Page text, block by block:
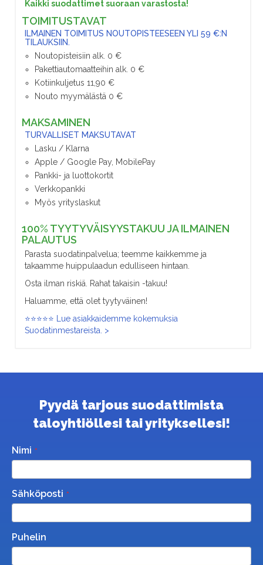
Kaikki suodattimet suoraan varastosta!
TOIMITUSTAVAT
ILMAINEN TOIMITUS NOUTOPISTEESEEN YLI 59 €:N
TILAUKSIIN.
Noutopisteisiin alk. 0 €
Pakettiautomaatteihin alk. 0 €
Kotiinkuljetus 11,90 €
Nouto myymälästä 0 €
MAKSAMINEN
TURVALLISET MAKSUTAVAT
Lasku / Klarna
Apple / Google Pay, MobilePay
Pankki- ja luottokortit
Verkkopankki
Myös yrityslaskut
100% TYYTYVÄISYYSTAKUU JA ILMAINEN
PALAUTUS
Parasta suodatinpalvelua; teemme kaikkemme ja
takaamme huippulaadun edulliseen hintaan.
Osta ilman riskiä. Rahat takaisin -takuu!
Haluamme, että olet tyytyväinen!
⭐⭐⭐⭐⭐ Lue asiakkaidemme kokemuksia
Suodatinmestareista. >
Pyydä tarjous suodattimista
taloyhtiöllesi tai yrityksellesi!
Nimi
Sähköposti
Puhelin